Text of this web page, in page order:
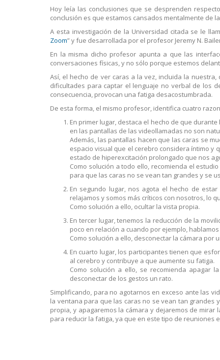
Hoy leía las conclusiones que se desprenden
conclusión es que estamos cansados mentalmente de
A esta investigación de la Universidad citada se le
Zoom” y fue desarrollada por el profesor Jeremy N.
En la misma dicho profesor apunta a que las
conversaciones físicas, y no sólo porque estemos
Así, el hecho de ver caras a la vez, incluida la
dificultades para captar el lenguaje no verbal de los
consecuencia, provocan una fatiga desacostumbrada.
De esta forma, el mismo profesor, identifica cuatro
En primer lugar, destaca el hecho de que
en las pantallas de las videollamadas no son
Además, las pantallas hacen que las caras se
espacio visual que el cerebro considera íntimo y
estado de hiperexcitación prolongado que nos
Como solución a todo ello, recomienda el
para que las caras no se vean tan grandes y se
En segundo lugar, nos agota el hecho de
relajamos y somos más críticos con nosotros, lo
Como solución a ello, ocultar la vista propia.
En tercer lugar, tenemos la reducción de la
poco en relación a cuando por ejemplo,
Como solución a ello, desconectar la cámara
En cuarto lugar, los participantes tienen que
al cerebro y contribuye a que aumente su fatiga.
Como solución a ello, se recomienda apagar
desconectar de los gestos un rato.
Simplificando, para no agotarnos en exceso ante las
la ventana para que las caras no se vean tan
propia, y apagaremos la cámara y dejaremos de
para reducir la fatiga, ya que en este tipo de reuniones